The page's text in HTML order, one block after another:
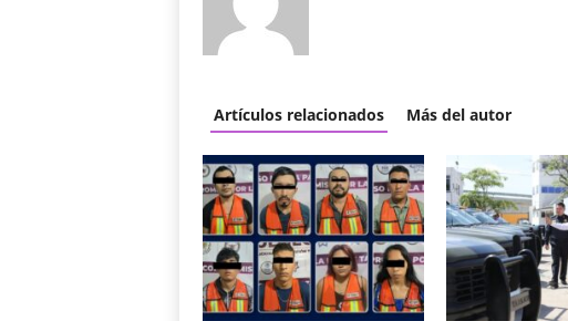
Artículos relacionados Más del autor